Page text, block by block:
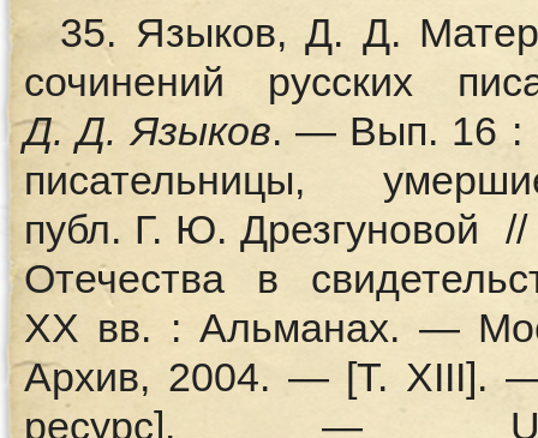
35. Языков, Д. Д.
сочинений русских
Д. Д. Языков. — Вып. 16 :
писательницы,
публ. Г. Ю. Дрезгуновой
Отечества в
XX вв. : Альманах. —
Архив, 2004. — [Т. XIII].
ресурс].